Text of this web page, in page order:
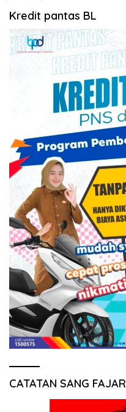
Kredit pantas BL
CATATAN SANG FAJAR